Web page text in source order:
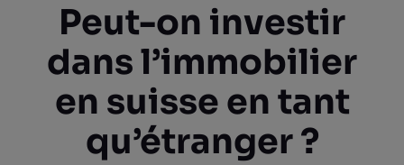
Peut-on investir
dans l’immobilier
en suisse en tant
qu’étranger ?